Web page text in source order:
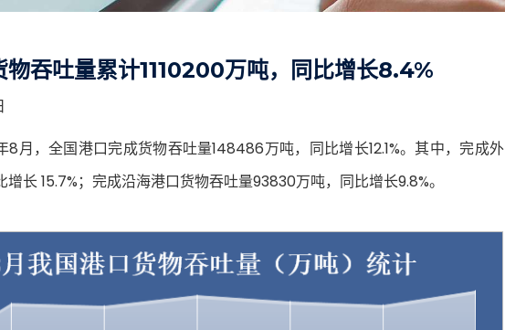
吞吐量累计1110200万吨，同比增长8.4%
月，全国港口完成货物吞吐量148486万吨，同比增长12.1%。其中，完成外
长 15.7%；完成沿海港口货物吞吐量93830万吨，同比增长9.8%。